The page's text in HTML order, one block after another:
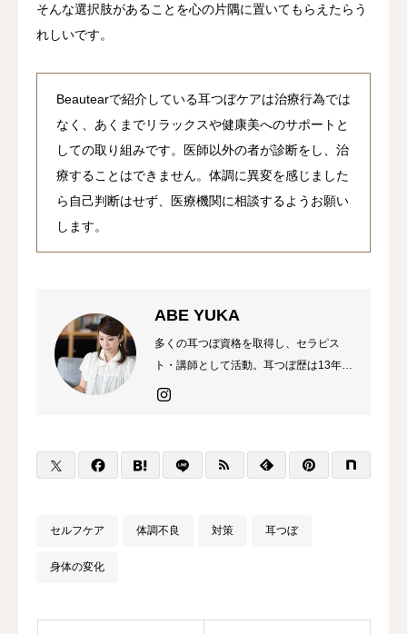
そんな選択肢があることを心の片隅に置いてもらえたらう
れしいです。
Beautearで紹介している耳つぼケアは治療行為では
なく、あくまでリラックスや健康美へのサポートと
しての取り組みです。医師以外の者が診断をし、治
療することはできません。体調に異変を感じました
ら自己判断はせず、医療機関に相談するようお願い
します。
ABE YUKA
多くの耳つぼ資格を取得し、セラピス
ト・講師として活動。耳つぼ歴は13年目
になりました。現在は、日常で取り入れ
セルフケア 体調不良 対策 耳つぼ
身体の変化